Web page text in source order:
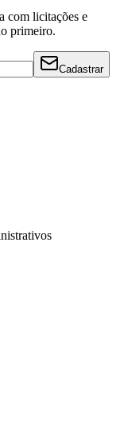
com licitações e
primeiro.
Cadastrar